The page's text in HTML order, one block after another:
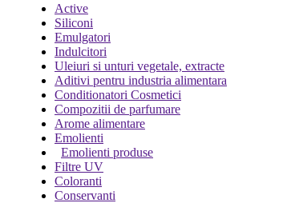
Active
Siliconi
Emulgatori
Indulcitori
Uleiuri si unturi vegetale, extracte
Aditivi pentru industria alimentara
Conditionatori Cosmetici
Compozitii de parfumare
Arome alimentare
Emolienti
Emolienti produse
Filtre UV
Coloranti
Conservanti